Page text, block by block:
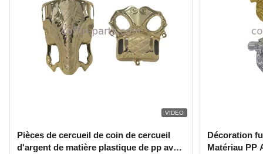
VIDEO
Pièces de cercueil de coin de cercueil
d'argent de matière plastique de pp avec
Décoration
Matériau PP